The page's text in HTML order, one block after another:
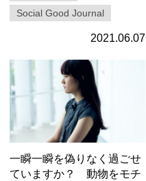
Social Good Journal
2021.06.07
一瞬一瞬を偽りなく過ごせ
ていますか？ 動物をモチ